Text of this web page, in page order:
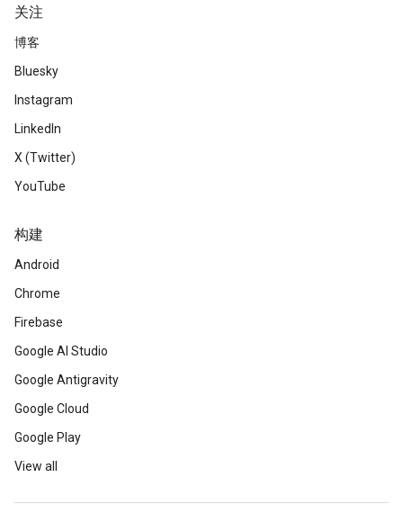
关注
博客
Bluesky
Instagram
LinkedIn
X (Twitter)
YouTube
构建
Android
Chrome
Firebase
Google AI Studio
Google Antigravity
Google Cloud
Google Play
View all